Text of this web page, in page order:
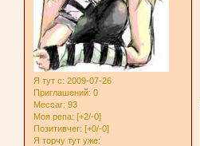
Я тут с: 2009-07-26
Приглашений: 0
Мессаг: 93
Моя репа: [+2/-0]
Позитивчег: [+0/-0]
Я торчу тут уже: